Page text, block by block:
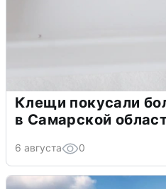
Клещи покусали
в Самарской
6 августа 0